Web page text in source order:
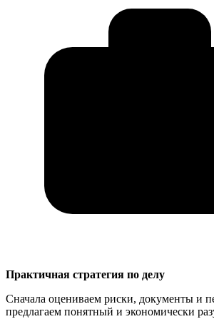
Практичная стратегия по делу
Сначала оцениваем риски, документы и
предлагаем понятный и экономически